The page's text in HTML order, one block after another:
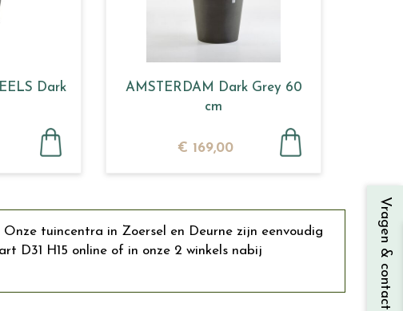
Dark
AMSTERDAM Dark Grey 60
cm
€ 169,00
tuincentra in Zoersel en Deurne zijn eenvoudig
D31 H15 online of in onze 2 winkels nabij
Vragen & contact